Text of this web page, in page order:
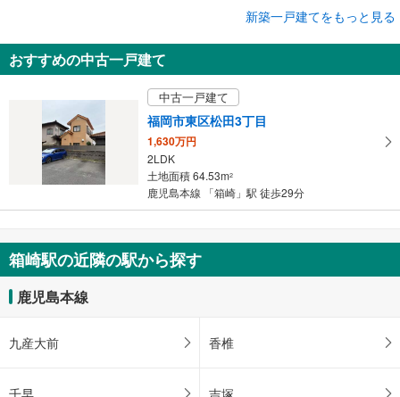
福岡市東区筥松1丁目
3LDK＋N
土地面積 77.96m2
鹿児島本線 「箱崎」駅 徒歩10分
新築一戸建てをもっと見る
おすすめの中古一戸建て
中古一戸建て
福岡市東区松田3丁目
1,630万円
2LDK
土地面積 64.53m2
鹿児島本線 「箱崎」駅 徒歩29分
箱崎駅の近隣の駅から探す
鹿児島本線
九産大前 香椎
千早 吉塚